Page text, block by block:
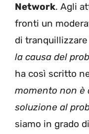
Network. Agli
fronti un
di
la causa del
ha così scritto
momento non è
soluzione al
siamo in grado